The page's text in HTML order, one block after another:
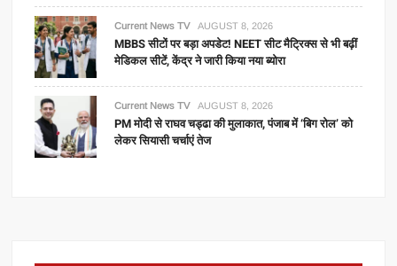
Current News TV AUGUST 8, 2026
MBBS सीटों पर बड़ा अपडेट! NEET सीट मैट्रिक्स से भी बढ़ीं
मेडिकल सीटें, केंद्र ने जारी किया नया ब्योरा
Current News TV AUGUST 8, 2026
PM मोदी से राघव चड्ढा की मुलाकात, पंजाब में ‘बिग रोल’ को
लेकर सियासी चर्चाएं तेज